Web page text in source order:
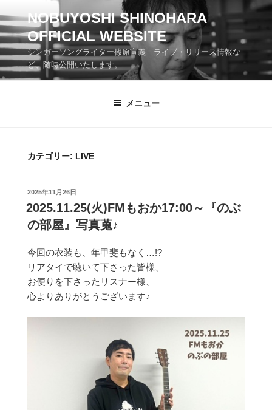
ン
テ
ン
ツ
へ
NOBUYOSHI SHINOHARA
OFFICIAL WEBSITE
シンガーソングライター篠原宣義 ライブ・リリース情報な
ど、随時公開いたします。
メニュー
カテゴリー: LIVE
投
稿
日:
2025年11月26日
2025.11.25(火)FMもおか17:00～『のぶ
の部屋』写真蒐♪
今回の衣装も、年甲斐もなく…!?
リアタイで聴いて下さった皆様、
お便りを下さったリスナー様、
心よりありがとうございます♪